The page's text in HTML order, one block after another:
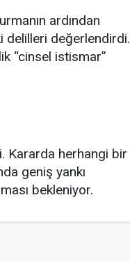
ardından
delilleri değerlendirdi.
“cinsel istismar”
Kararda herhangi bir
geniş yankı
bekleniyor.